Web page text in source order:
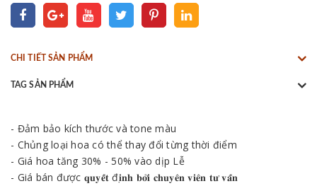
CHI TIẾT SẢN PHẨM
TAG SẢN PHẨM
- Đảm bảo kích thước và tone màu
- Chủng loại hoa có thể thay đổi từng thời điểm
- Giá hoa tăng 30% - 50% vào dịp Lễ
- Giá bán được 𝐪𝐮𝐲𝐞̂́𝐭 đ𝐢̣𝐧𝐡 𝐛𝐨̛̉𝐢 𝐜𝐡𝐮𝐲𝐞̂𝐧 𝐯𝐢𝐞̂𝐧 𝐭𝐮̛ 𝐯𝐚̂́𝐧